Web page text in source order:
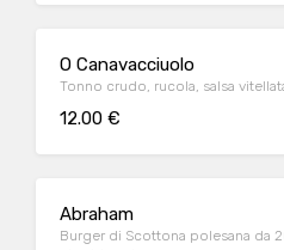
O Canavacciuolo
Tonno crudo, rucola, salsa
12.00 €
Abraham
Burger di Scottona polesana da